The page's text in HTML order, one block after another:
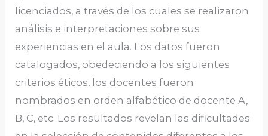
licenciados, a través de los cuales se realizaron
análisis e interpretaciones sobre sus
experiencias en el aula. Los datos fueron
catalogados, obedeciendo a los siguientes
criterios éticos, los docentes fueron
nombrados en orden alfabético de docente A,
B, C, etc. Los resultados revelan las dificultades